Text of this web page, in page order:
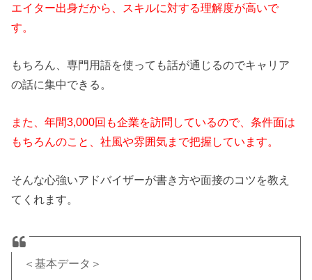
エイター出身だから、スキルに対する理解度が高いで
す。
もちろん、専門用語を使っても話が通じるのでキャリア
の話に集中できる。
また、年間3,000回も企業を訪問しているので、条件面は
もちろんのこと、社風や雰囲気まで把握しています。
そんな心強いアドバイザーが書き方や面接のコツを教え
てくれます。
＜基本データ＞